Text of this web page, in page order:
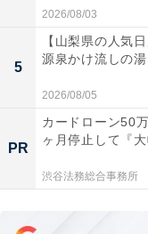
圧倒的な大容量
量を気にせず過
ホットプレート
中泊がとても快
2026/08/03
5
【山梨県の人気
源泉かけ流しの
2026/08/05
PR
カードローン50
ヶ月停止して『
渋谷法務総合事務所